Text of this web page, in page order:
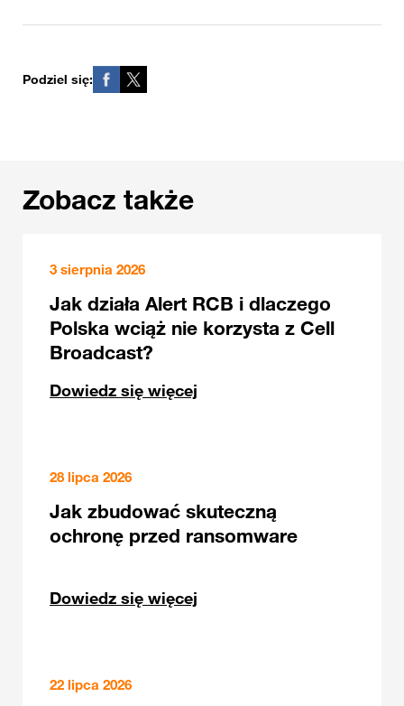
Podziel się:
Zobacz także
3 sierpnia 2026
Jak działa Alert RCB i dlaczego
Polska wciąż nie korzysta z Cell
Broadcast?
Dowiedz się więcej
28 lipca 2026
Jak zbudować skuteczną
ochronę przed ransomware
Dowiedz się więcej
22 lipca 2026